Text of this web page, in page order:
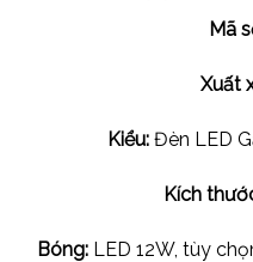
Mã
Xuất
Kiểu: Đèn LED
Kích
Bóng:LED 12W, tùy